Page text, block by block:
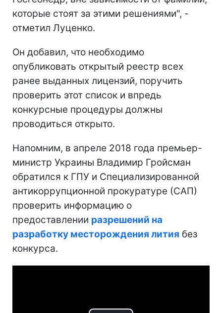
которые стоят за этими решениями", -
отметил Луценко.
Он добавил, что необходимо
опубликовать открытый реестр всех
ранее выданных лицензий, поручить
проверить этот список и впредь
конкурсные процедуры должны
проводиться открыто.
Напомним, в апреле 2018 года премьер-
министр Украины Владимир Гройсман
обратился к ГПУ и Специализированной
антикоррупционной прокуратуре (САП)
проверить информацию о
предоставлении разрешений на
разработку месторождения лития без
конкурса.